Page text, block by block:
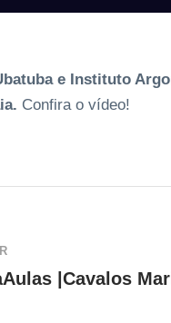
e Instituto
Confira o vídeo!
|Cavalos